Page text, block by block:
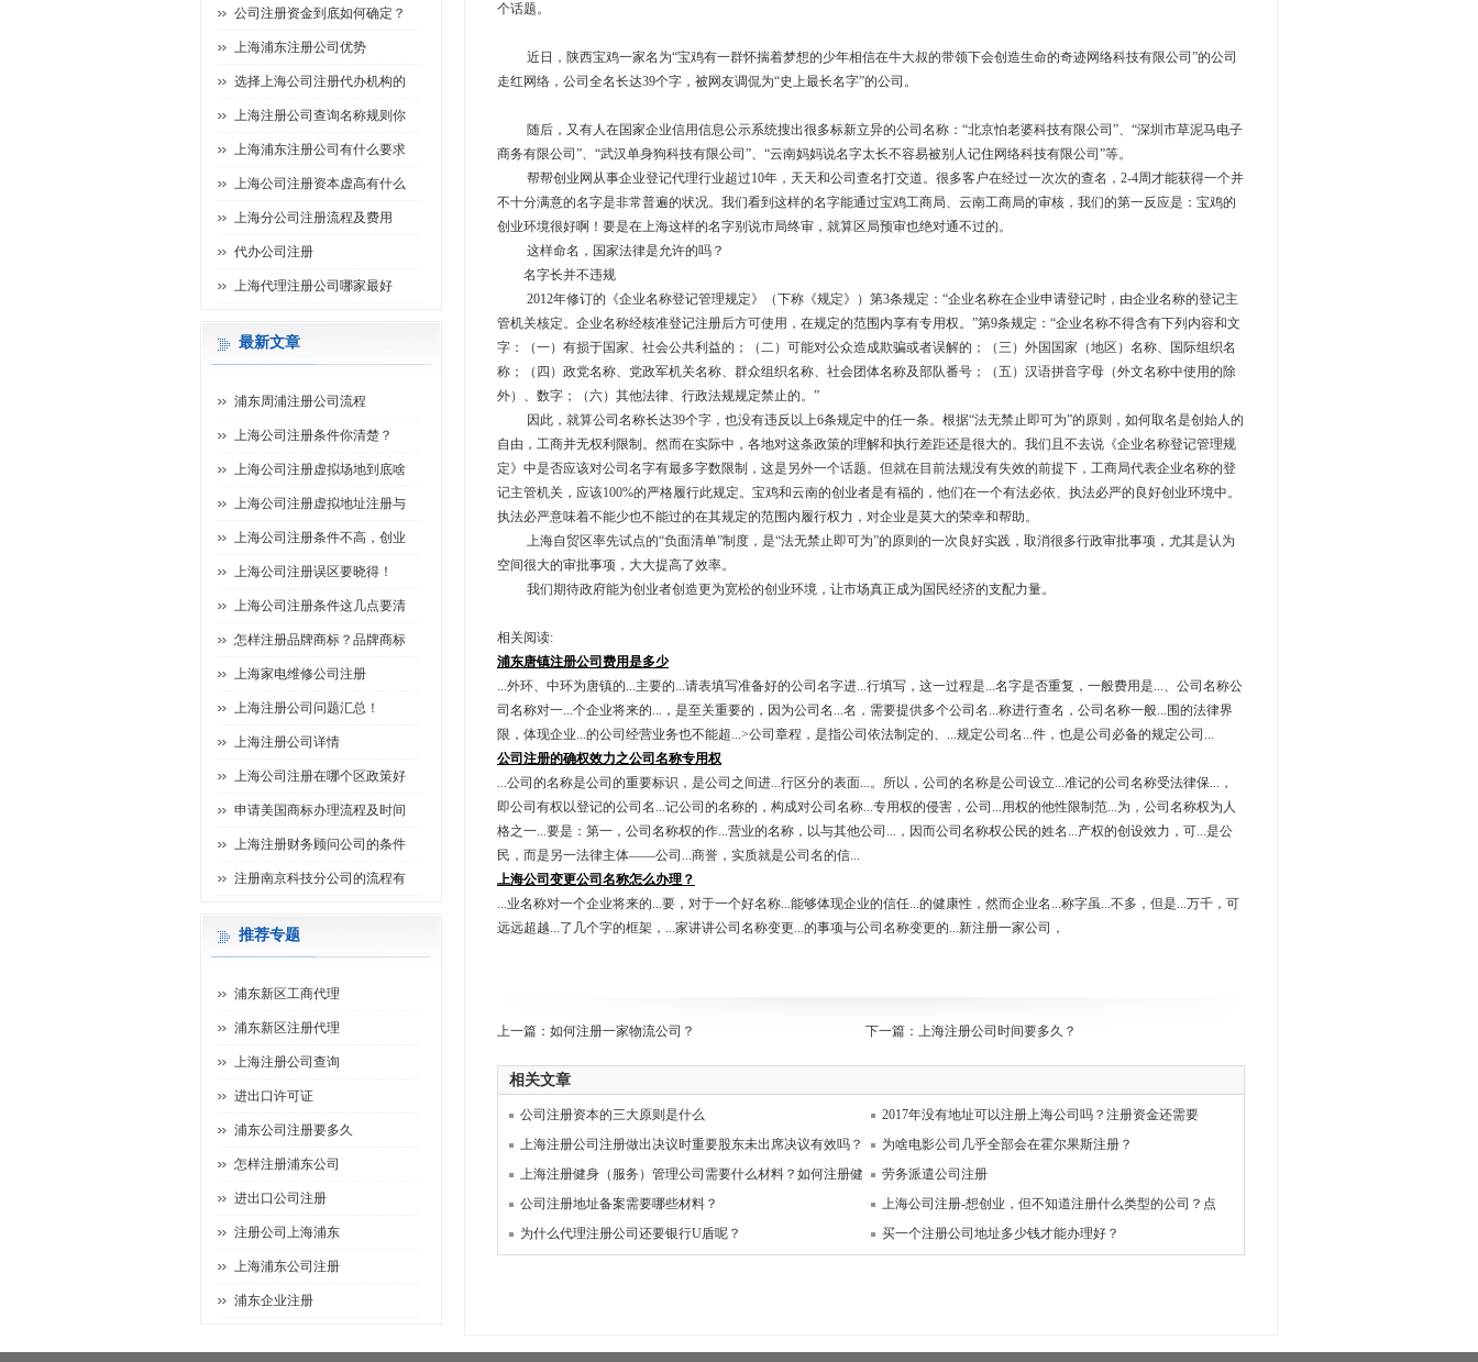
个话题。
近日，陕西宝鸡一家名为“宝鸡有一群怀揣着梦想的少年相信在牛大叔的带领下会创造生命的奇迹网络科技有限公司”的公司
走红网络，公司全名长达39个字，被网友调侃为“史上最长名字”的公司。
随后，又有人在国家企业信用信息公示系统搜出很多标新立异的公司名称：“北京怕老婆科技有限公司”、“深圳市草泥马电子
商务有限公司”、“武汉单身狗科技有限公司”、“云南妈妈说名字太长不容易被别人记住网络科技有限公司”等。
帮帮创业网从事企业登记代理行业超过10年，天天和公司查名打交道。很多客户在经过一次次的查名，2-4周才能获得一个并
不十分满意的名字是非常普遍的状况。我们看到这样的名字能通过宝鸡工商局、云南工商局的审核，我们的第一反应是：宝鸡的
创业环境很好啊！要是在上海这样的名字别说市局终审，就算区局预审也绝对通不过的。
这样命名，国家法律是允许的吗？
名字长并不违规
2012年修订的《企业名称登记管理规定》（下称《规定》）第3条规定：“企业名称在企业申请登记时，由企业名称的登记主
管机关核定。企业名称经核准登记注册后方可使用，在规定的范围内享有专用权。”第9条规定：“企业名称不得含有下列内容和文
字：（一）有损于国家、社会公共利益的；（二）可能对公众造成欺骗或者误解的；（三）外国国家（地区）名称、国际组织名
称；（四）政党名称、党政军机关名称、群众组织名称、社会团体名称及部队番号；（五）汉语拼音字母（外文名称中使用的除
外）、数字；（六）其他法律、行政法规规定禁止的。”
因此，就算公司名称长达39个字，也没有违反以上6条规定中的任一条。根据“法无禁止即可为”的原则，如何取名是创始人的
自由，工商并无权利限制。然而在实际中，各地对这条政策的理解和执行差距还是很大的。我们且不去说《企业名称登记管理规
定》中是否应该对公司名字有最多字数限制，这是另外一个话题。但就在目前法规没有失效的前提下，工商局代表企业名称的登
记主管机关，应该100%的严格履行此规定。宝鸡和云南的创业者是有福的，他们在一个有法必依、执法必严的良好创业环境中。
执法必严意味着不能少也不能过的在其规定的范围内履行权力，对企业是莫大的荣幸和帮助。
上海自贸区率先试点的“负面清单”制度，是“法无禁止即可为”的原则的一次良好实践，取消很多行政审批事项，尤其是认为
空间很大的审批事项，大大提高了效率。
我们期待政府能为创业者创造更为宽松的创业环境，让市场真正成为国民经济的支配力量。
相关阅读:
浦东唐镇注册公司费用是多少
...外环、中环为唐镇的...主要的...请表填写准备好的公司名字进...行填写，这一过程是...名字是否重复，一般费用是...、公司名称公
司名称对一...个企业将来的...，是至关重要的，因为公司名...名，需要提供多个公司名...称进行查名，公司名称一般...围的法律界
限，体现企业...的公司经营业务也不能超...>公司章程，是指公司依法制定的、...规定公司名...件，也是公司必备的规定公司...
公司注册的确权效力之公司名称专用权
...公司的名称是公司的重要标识，是公司之间进...行区分的表面...。所以，公司的名称是公司设立...准记的公司名称受法律保...，
即公司有权以登记的公司名...记公司的名称的，构成对公司名称...专用权的侵害，公司...用权的他性限制范...为，公司名称权为人
格之一...要是：第一，公司名称权的作...营业的名称，以与其他公司...，因而公司名称权公民的姓名...产权的创设效力，可...是公
民，而是另一法律主体——公司...商誉，实质就是公司名的信...
上海公司变更公司名称怎么办理？
...业名称对一个企业将来的...要，对于一个好名称...能够体现企业的信任...的健康性，然而企业名...称字虽...不多，但是...万千，可
远远超越...了几个字的框架，...家讲讲公司名称变更...的事项与公司名称变更的...新注册一家公司，
上一篇： 如何注册一家物流公司？ 下一篇： 上海注册公司时间要多久？
相关文章
公司注册资本的三大原则是什么
2017年没有地址可以注册上海公司吗？注册资金还需要
上海注册公司注册做出决议时重要股东未出席决议有效吗？
为啥电影公司几乎全部会在霍尔果斯注册？
上海注册健身（服务）管理公司需要什么材料？如何注册健
劳务派遣公司注册
公司注册地址备案需要哪些材料？
上海公司注册-想创业，但不知道注册什么类型的公司？点
为什么代理注册公司还要银行U盾呢？
买一个注册公司地址多少钱才能办理好？
公司注册资金到底如何确定？
上海浦东注册公司优势
选择上海公司注册代办机构的
上海注册公司查询名称规则你
上海浦东注册公司有什么要求
上海公司注册资本虚高有什么
上海分公司注册流程及费用
代办公司注册
上海代理注册公司哪家最好
最新文章
浦东周浦注册公司流程
上海公司注册条件你清楚？
上海公司注册虚拟场地到底啥
上海公司注册虚拟地址注册与
上海公司注册条件不高，创业
上海公司注册误区要晓得！
上海公司注册条件这几点要清
怎样注册品牌商标？品牌商标
上海家电维修公司注册
上海注册公司问题汇总！
上海注册公司详情
上海公司注册在哪个区政策好
申请美国商标办理流程及时间
上海注册财务顾问公司的条件
注册南京科技分公司的流程有
推荐专题
浦东新区工商代理
浦东新区注册代理
上海注册公司查询
进出口许可证
浦东公司注册要多久
怎样注册浦东公司
进出口公司注册
注册公司上海浦东
上海浦东公司注册
浦东企业注册